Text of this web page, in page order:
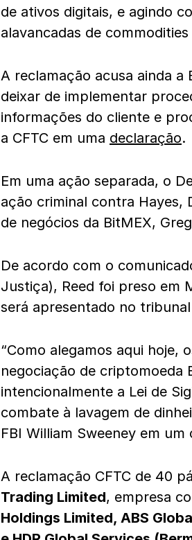
de ativos digitais, e agindo
alavancadas de
A reclamação acusa ainda a
deixar de implementar
informações do cliente e
a CFTC em uma declaração.
Em uma ação separada, o
ação criminal contra Hayes,
de negócios da BitMEX,
De acordo com o
Justiça), Reed foi preso em
será apresentado no
“Como alegamos aqui hoje,
negociação de criptomoeda
intencionalmente a Lei de
combate à lavagem de
FBI William Sweeney em um
A reclamação CFTC de 40
Trading Limited, empresa
Holdings Limited, ABS